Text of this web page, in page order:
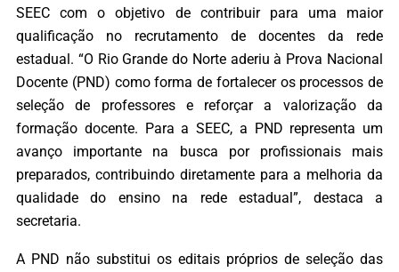
SEEC com o objetivo de contribuir para uma maior
qualificação no recrutamento de docentes da rede
estadual. “O Rio Grande do Norte aderiu à Prova Nacional
Docente (PND) como forma de fortalecer os processos de
seleção de professores e reforçar a valorização da
formação docente. Para a SEEC, a PND representa um
avanço importante na busca por profissionais mais
preparados, contribuindo diretamente para a melhoria da
qualidade do ensino na rede estadual”, destaca a
secretaria.
A PND não substitui os editais próprios de seleção das